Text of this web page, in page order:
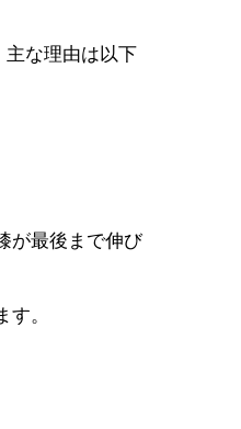
主な理由は以下
が最後まで伸び
。